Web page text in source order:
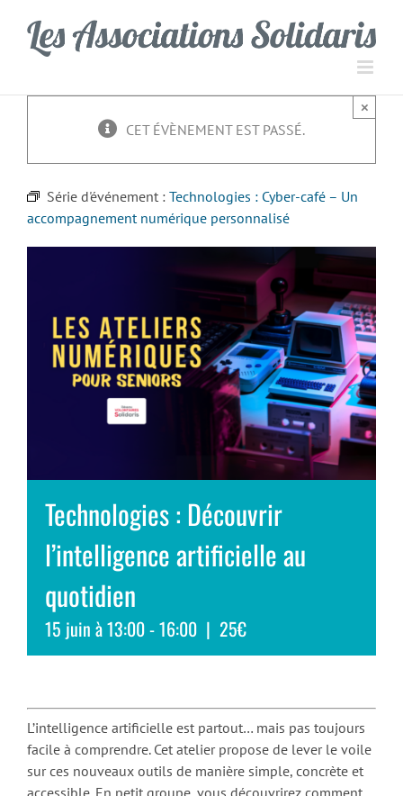
contenu
CET ÉVÈNEMENT EST PASSÉ.
×
Série d'événement : Technologies : Cyber-café – Un
accompagnement numérique personnalisé
Technologies : Découvrir
l’intelligence artificielle au
quotidien
15 juin à 13:00-16:00 | 25€
L’intelligence artificielle est partout… mais pas toujours
facile à comprendre. Cet atelier propose de lever le voile
sur ces nouveaux outils de manière simple, concrète et
accessible. En petit groupe, vous découvrirez comment